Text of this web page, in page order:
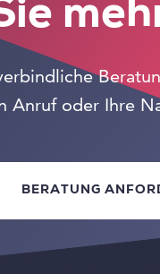
Anruf oder Ihre
BERATUNG